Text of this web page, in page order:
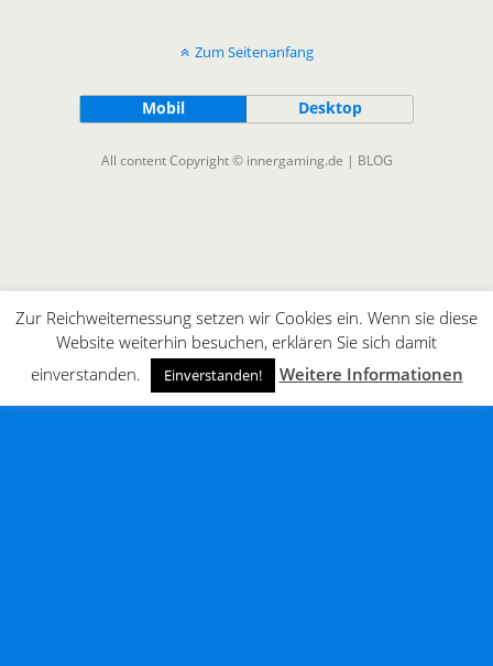
Zum Seitenanfang
Mobil Desktop
All content Copyright © innergaming.de | BLOG
Zur Reichweitemessung setzen wir Cookies ein. Wenn sie diese
Website weiterhin besuchen, erklären Sie sich damit
einverstanden.
Einverstanden! Weitere Informationen